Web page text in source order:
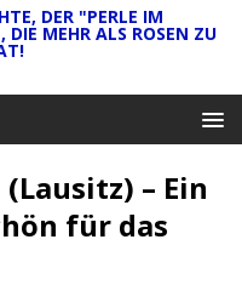
DER "PERLE IM
MEHR ALS ROSEN ZU
– Ein
für das